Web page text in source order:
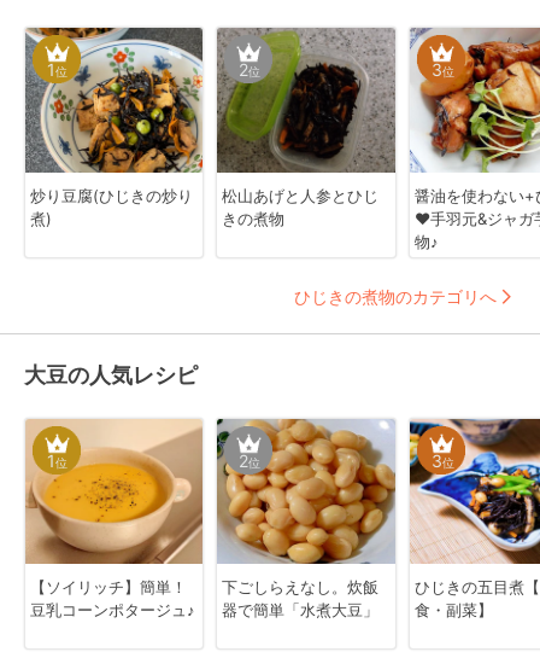
1位
炒り豆腐(ひじきの炒り
煮)
2位
松山あげと人参とひじ
きの煮物
3位
醤油を使わない+
❤手羽元&ジャガ
物♪
ひじきの煮物のカテゴリへ
大豆の人気レシピ
1位
【ソイリッチ】簡単！
豆乳コーンポタージュ♪
2位
下ごしらえなし。炊飯
器で簡単「水煮大豆」
3位
ひじきの五目煮
食・副菜】